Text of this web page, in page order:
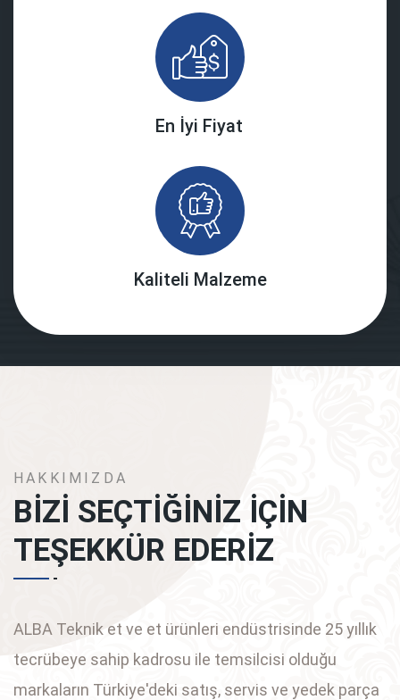
En İyi Fiyat
Kaliteli Malzeme
HAKKIMIZDA
BİZİ SEÇTİĞİNİZ İÇİN
TEŞEKKÜR EDERİZ
ALBA Teknik et ve et ürünleri endüstrisinde 25 yıllık
tecrübeye sahip kadrosu ile temsilcisi olduğu
markaların Türkiye'deki satış, servis ve yedek parça